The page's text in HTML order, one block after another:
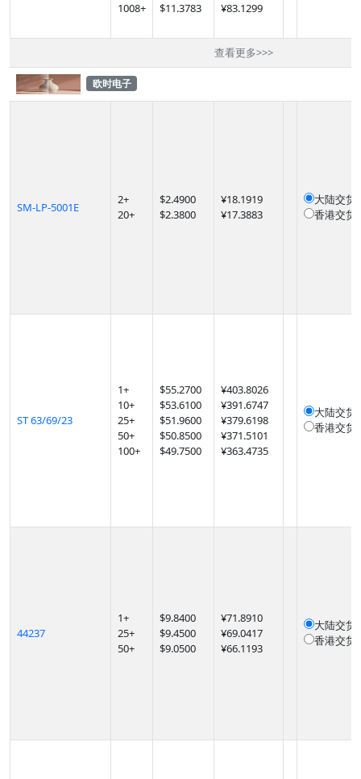
1008+
$11.3783
¥83.1299
查看更多>>>
欧时电子
SM-LP-5001E
2+
20+
$2.4900
$2.3800
¥18.1919
¥17.3883
大陆交货
香港交货
ST 63/69/23
1+
10+
25+
50+
100+
$55.2700
$53.6100
$51.9600
$50.8500
$49.7500
¥403.8026
¥391.6747
¥379.6198
¥371.5101
¥363.4735
大陆交货
香港交货
44237
1+
25+
50+
$9.8400
$9.4500
$9.0500
¥71.8910
¥69.0417
¥66.1193
大陆交货
香港交货